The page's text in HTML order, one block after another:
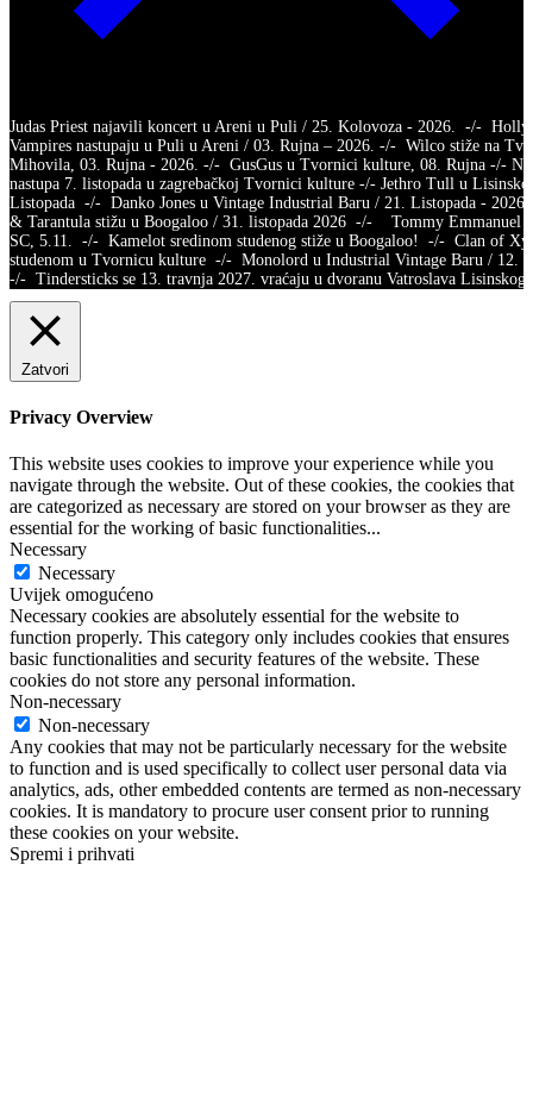
Judas Priest najavili koncert u Areni u Puli / 25. Kolovoza - 2026. -/-
Vampires nastupaju u Puli u Areni / 03. Rujna – 2026. -/- Wilco stiže na
Mihovila, 03. Rujna - 2026. -/- GusGus u Tvornici kulture, 08. Rujna -/-
nastupa 7. listopada u zagrebačkoj Tvornici kulture -/- Jethro Tull u
Listopada -/- Danko Jones u Vintage Industrial Baru / 21. Listopada -
& Tarantula stižu u Boogaloo / 31. listopada 2026 -/- Tommy Emmanuel
SC, 5.11. -/- Kamelot sredinom studenog stiže u Boogaloo! -/- Clan of
studenom u Tvornicu kulture -/- Monolord u Industrial Vintage Baru / 12.
-/- Tindersticks se 13. travnja 2027. vraćaju u dvoranu Vatroslava
Zatvori
Privacy Overview
This website uses cookies to improve your experience while you
navigate through the website. Out of these cookies, the cookies that
are categorized as necessary are stored on your browser as they are
essential for the working of basic functionalities...
Necessary
Necessary
Uvijek omogućeno
Necessary cookies are absolutely essential for the website to
function properly. This category only includes cookies that ensures
basic functionalities and security features of the website. These
cookies do not store any personal information.
Non-necessary
Non-necessary
Any cookies that may not be particularly necessary for the website
to function and is used specifically to collect user personal data via
analytics, ads, other embedded contents are termed as non-necessary
cookies. It is mandatory to procure user consent prior to running
these cookies on your website.
Spremi i prihvati